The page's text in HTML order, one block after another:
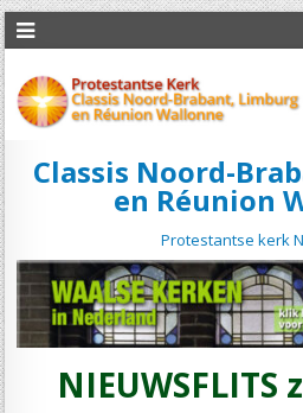
Classis Noord-
en Réunion
Protestantse kerk
NIEUWSFLITS